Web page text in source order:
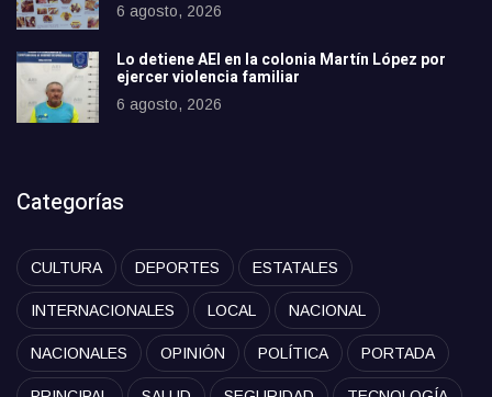
6 agosto, 2026
Lo detiene AEI en la colonia Martín López por
ejercer violencia familiar
6 agosto, 2026
Categorías
CULTURA DEPORTES ESTATALES
INTERNACIONALES LOCAL NACIONAL
NACIONALES OPINIÓN POLÍTICA PORTADA